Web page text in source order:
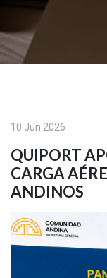
10 Jun 2026
QUIPORT
CARGA
ANDINOS